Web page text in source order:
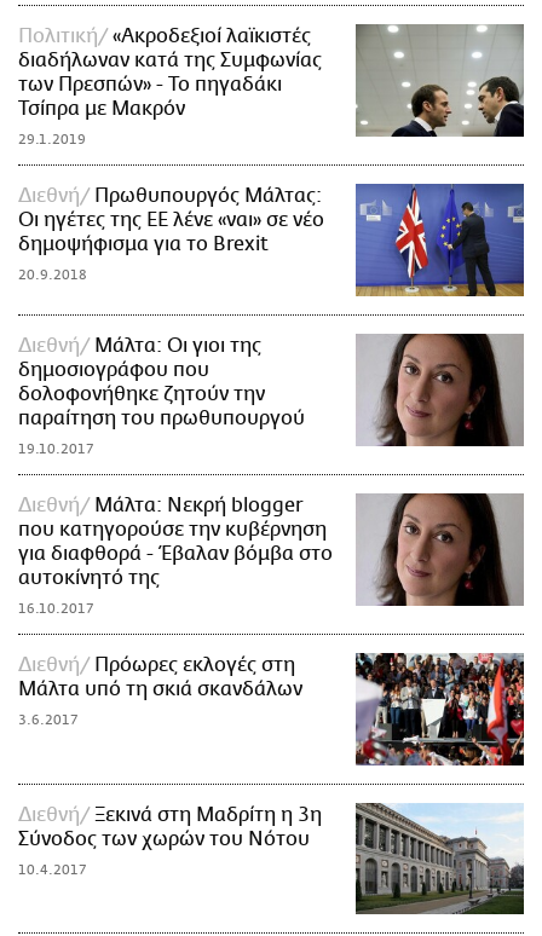
Πολιτική
«Ακροδεξιοί λαϊκιστές
διαδήλωναν κατά της Συμφωνίας
των Πρεσπών» - Το πηγαδάκι
Τσίπρα με Μακρόν
29.1.2019
Διεθνή
Πρωθυπουργός Μάλτας:
Οι ηγέτες της ΕΕ λένε «ναι» σε νέο
δημοψήφισμα για το Brexit
20.9.2018
Διεθνή
Μάλτα: Οι γιοι της
δημοσιογράφου που
δολοφονήθηκε ζητούν την
παραίτηση του πρωθυπουργού
19.10.2017
Διεθνή
Μάλτα: Νεκρή blogger
που κατηγορούσε την κυβέρνηση
για διαφθορά - Έβαλαν βόμβα στο
αυτοκίνητό της
16.10.2017
Διεθνή
Πρόωρες εκλογές στη
Μάλτα υπό τη σκιά σκανδάλων
3.6.2017
Διεθνή
Ξεκινά στη Μαδρίτη η 3η
Σύνοδος των χωρών του Νότου
10.4.2017